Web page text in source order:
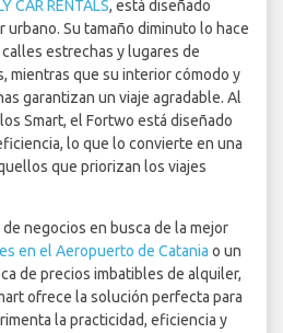
CAR RENTALS, está diseñado
Su tamaño diminuto lo hace
estrechas y lugares de
mientras que su interior cómodo y
garantizan un viaje agradable. Al
Smart, el Fortwo está diseñado
lo que lo convierte en una
que priorizan los viajes
negocios en busca de la mejor
en el Aeropuerto de Catania o un
de precios imbatibles de alquiler,
ofrece la solución perfecta para
la practicidad, eficiencia y